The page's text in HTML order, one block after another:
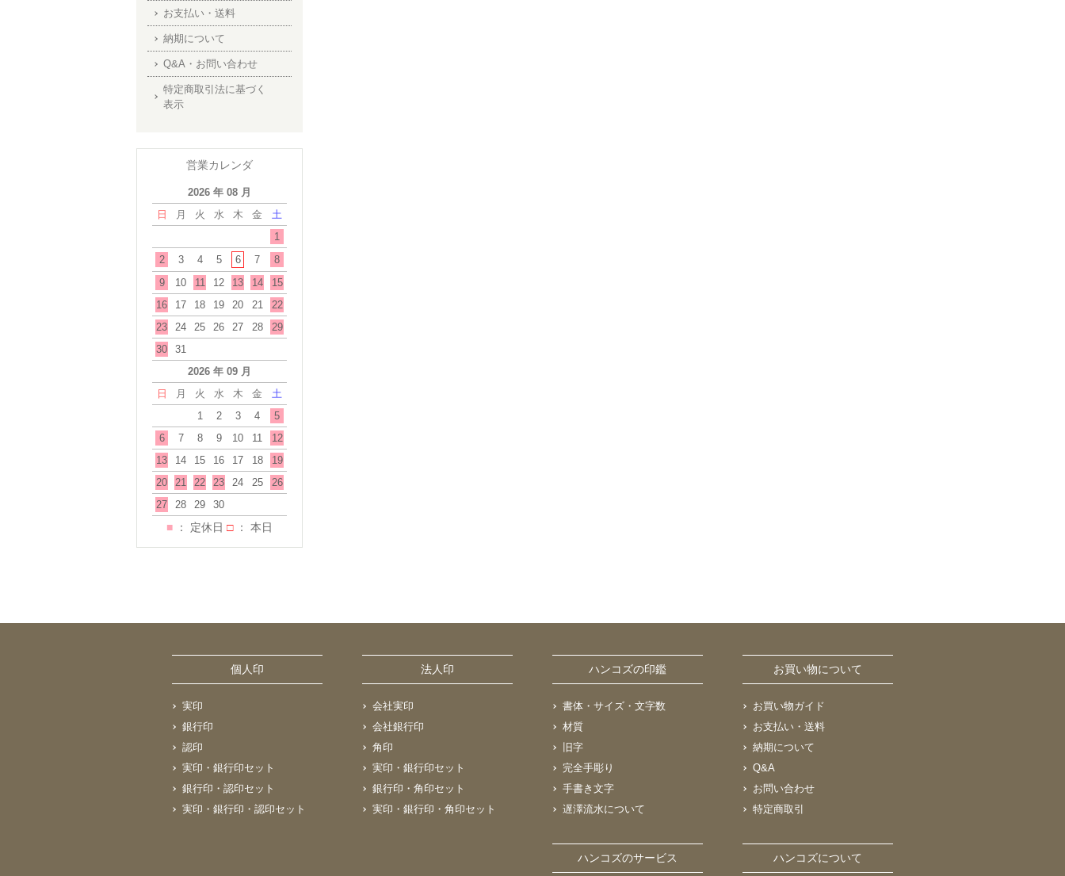
お支払い・送料
納期について
Q&A・お問い合わせ
特定商取引法に基づく
表示
営業カレンダ
2026 年 08 月
日
月 火 水 木 金
土
1
2
3 4 5 6 7
8
9
10 11 12 13 14
15
16
17 18 19 20 21
22
23
24 25 26 27 28
29
30
31
2026 年 09 月
日
月 火 水 木 金
土
1
2 3 4
5
6
7 8 9 10 11
12
13
14 15 16 17 18
19
20
21 22 23 24 25
26
27
28 29 30
■ ： 定休日 □： 本日
個人印
実印
銀行印
認印
実印・銀行印セット
銀行印・認印セット
実印・銀行印・認印セット
法人印
会社実印
会社銀行印
角印
実印・銀行印セット
銀行印・角印セット
実印・銀行印・角印セット
ハンコズの印鑑
書体・サイズ・文字数
材質
旧字
完全手彫り
手書き文字
遅澤流水について
お買い物について
お買い物ガイド
お支払い・送料
納期について
Q&A
お問い合わせ
特定商取引
ハンコズのサービス ハンコズについて